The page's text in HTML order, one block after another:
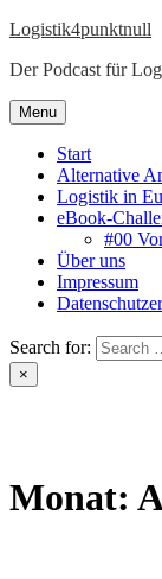
Skip
content
Logistik4punktnull
Der Podcast für
Menu
Start
Alternative
Logistik in
eBook-
#00
Über uns
Impressum
Search for:
×
Monat: